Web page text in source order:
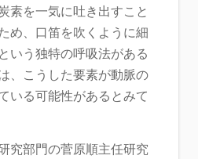
素を一気に吐き出すこと
め、口笛を吹くように細
いう独特の呼吸法がある
、こうした要素が動脈の
いる可能性があるとみて
究部門の菅原順主任研究